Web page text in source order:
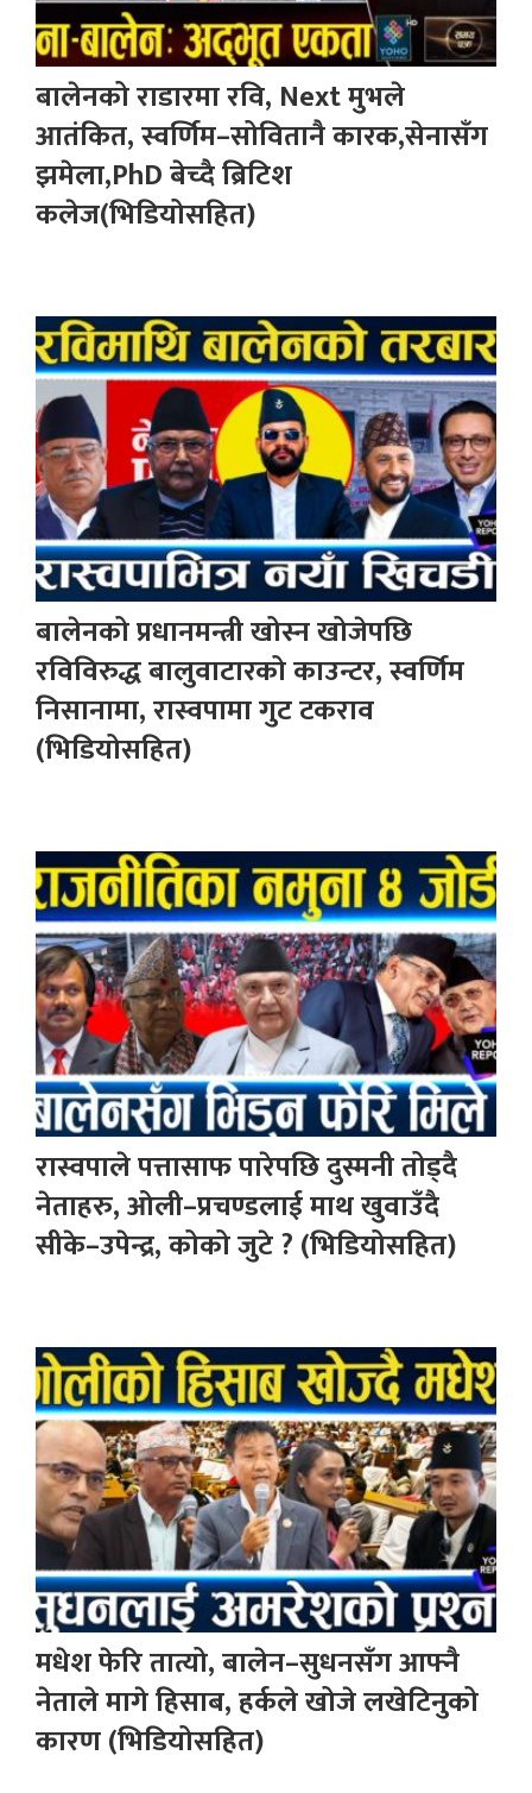
बालेनको राडारमा रवि, Next मुभले
आतंकित, स्वर्णिम–सोवितानै कारक,सेनासँग
झमेला,PhD बेच्दै ब्रिटिश
कलेज(भिडियोसहित)
बालेनको प्रधानमन्त्री खोस्न खोजेपछि
रविविरुद्ध बालुवाटारको काउन्टर, स्वर्णिम
निसानामा, रास्वपामा गुट टकराव
(भिडियोसहित)
रास्वपाले पत्तासाफ पारेपछि दुस्मनी तोड्दै
नेताहरु, ओली–प्रचण्डलाई माथ खुवाउँदै
सीके–उपेन्द्र, कोको जुटे ? (भिडियोसहित)
मधेश फेरि तात्यो, बालेन–सुधनसँग आफ्नै
नेताले मागे हिसाब, हर्कले खोजे लखेटिनुको
कारण (भिडियोसहित)